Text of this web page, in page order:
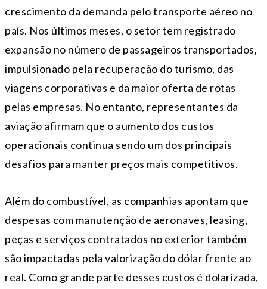
crescimento da demanda pelo transporte aéreo no
país. Nos últimos meses, o setor tem registrado
expansão no número de passageiros transportados,
impulsionado pela recuperação do turismo, das
viagens corporativas e da maior oferta de rotas
pelas empresas. No entanto, representantes da
aviação afirmam que o aumento dos custos
operacionais continua sendo um dos principais
desafios para manter preços mais competitivos.
Além do combustível, as companhias apontam que
despesas com manutenção de aeronaves, leasing,
peças e serviços contratados no exterior também
são impactadas pela valorização do dólar frente ao
real. Como grande parte desses custos é dolarizada,